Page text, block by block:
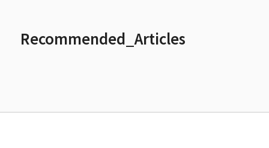
Recommended_Articles